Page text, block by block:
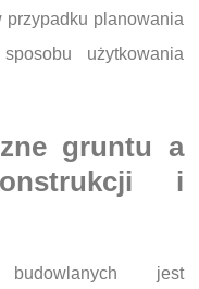
planowania
użytkowania
gruntu a
i
budowlanych jest